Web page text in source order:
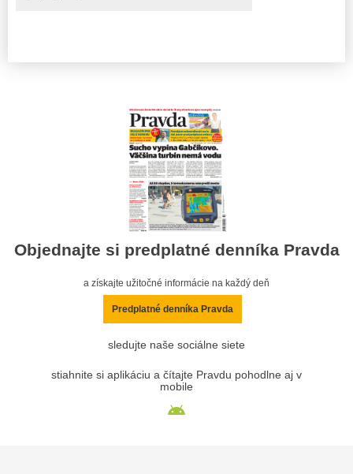
Objednajte si predplatné denníka Pravda
a získajte užitočné informácie na každý deň
Predplatné denníka Pravda
sledujte naše sociálne siete
stiahnite si aplikáciu a čítajte Pravdu pohodlne aj v
mobile